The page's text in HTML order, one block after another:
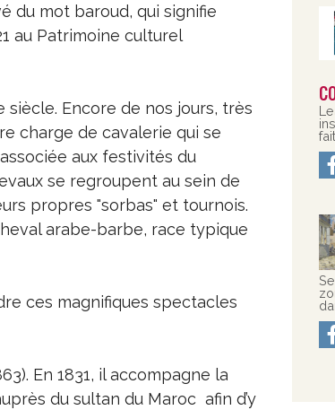
du mot baroud, qui signifie
au Patrimoine culturel
Encore de nos jours, très
charge de cavalerie qui se
aux festivités du
se regroupent au sein de
propres "sorbas" et tournois.
arabe-barbe, race typique
ces magnifiques spectacles
En 1831, il accompagne la
du sultan du Maroc afin d’y
fait…